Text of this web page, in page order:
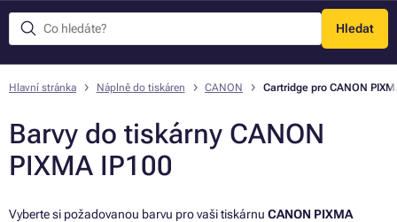
Hledat
Menu
Hlavní stránka Náplně do tiskáren CANON Cartridge pro CANON
Barvy do tiskárny CANON
PIXMA IP100
Vyberte si požadovanou barvu pro vaši tiskárnu CANON PIXMA